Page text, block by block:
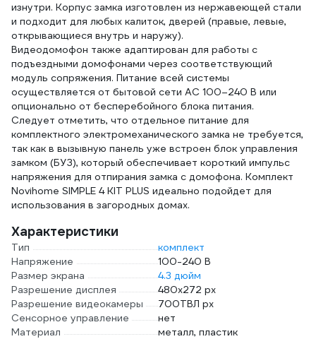
изнутри. Корпус замка изготовлен из нержавеющей стали
и подходит для любых калиток, дверей (правые, левые,
открывающиеся внутрь и наружу).
Видеодомофон также адаптирован для работы с
подъездными домофонами через соответствующий
модуль сопряжения. Питание всей системы
осуществляется от бытовой сети AC 100–240 В или
опционально от бесперебойного блока питания.
Следует отметить, что отдельное питание для
комплектного электромеханического замка не требуется,
так как в вызывную панель уже встроен блок управления
замком (БУЗ), который обеспечивает короткий импульс
напряжения для отпирания замка с домофона. Комплект
Novihome SIMPLE 4 KIT PLUS идеально подойдет для
использования в загородных домах.
Характеристики
Тип
комплект
Напряжение
100-240 В
Размер экрана
4.3 дюйм
Разрешение дисплея
480х272 px
Разрешение видеокамеры
700ТВЛ px
Сенсорное управление
нет
Материал
металл, пластик